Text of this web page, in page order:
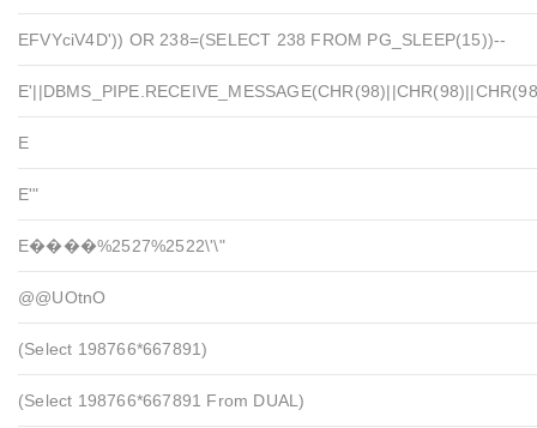
EFVYciV4D')) OR 238=(SELECT 238 FROM PG_SLEEP(15))--
E
E'"
E����%2527%2522\'\"
@@UOtnO
(select 198766*667891)
(select 198766*667891 From DUAL)